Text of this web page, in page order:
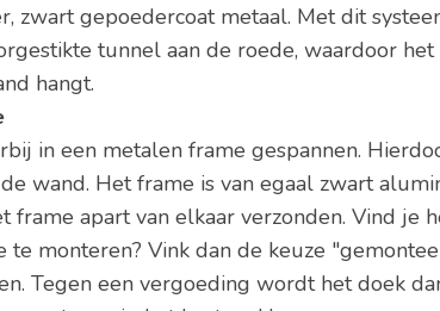
zwart gepoedercoat metaal. Met dit
tunnel aan de roede, waardoor
hangt.
in een metalen frame gespannen.
wand. Het frame is van egaal zwart
frame apart van elkaar verzonden. Vind je
te monteren? Vink dan de keuze
Tegen een vergoeding wordt het doek